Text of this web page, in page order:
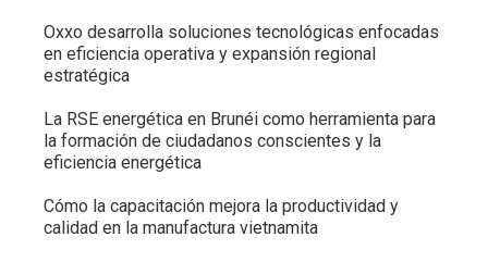
Oxxo desarrolla soluciones tecnológicas enfocadas
en eficiencia operativa y expansión regional
estratégica
La RSE energética en Brunéi como herramienta para
la formación de ciudadanos conscientes y la
eficiencia energética
Cómo la capacitación mejora la productividad y
calidad en la manufactura vietnamita